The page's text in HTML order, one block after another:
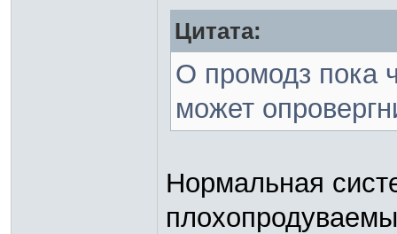
Цитата:
О промодз пока
может
Нормальная